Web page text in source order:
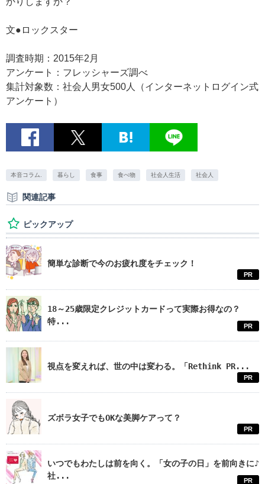
文●ロックスター
調査時期：2015年2月
アンケート：フレッシャーズ調べ
集計対象数：社会人男女500人（インターネットログイン式
アンケート）
本音コラム. 暮らし 食事 食べ物 社会人生活 社会人
関連記事
ピックアップ
簡単な診断で今のお疲れ度をチェック！
PR
18～25歳限定クレジットカードって実際お得なの？
特...
PR
視点を変えれば、世の中は変わる。「Rethink PR...
PR
ズボラ女子でもOKな美脚ケアって？
PR
いつでもわたしは前を向く。「女の子の日」を前向きに♪
社...
PR